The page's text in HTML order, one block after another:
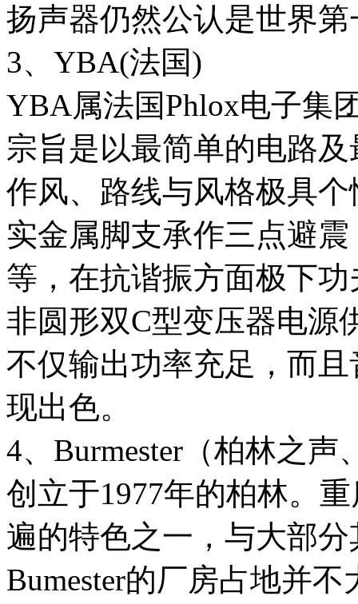
扬声器仍然公认是世界第
3、YBA(法国)
YBA属法国Phlox电子集
宗旨是以最简单的电路
作风、路线与风格极具
实金属脚支承作三点避
等，在抗谐振方面极下
非圆形双C型变压器电源
不仅输出功率充足，而
现出色。
4、Burmester（柏林之声
创立于1977年的柏林。
遍的特色之一，与大部
Bumester的厂房占地并